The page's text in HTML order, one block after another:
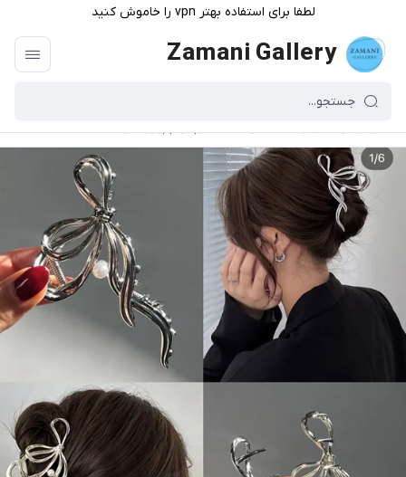
لطفا برای استفاده بهتر vpn را خاموش کنید
Zamani Gallery